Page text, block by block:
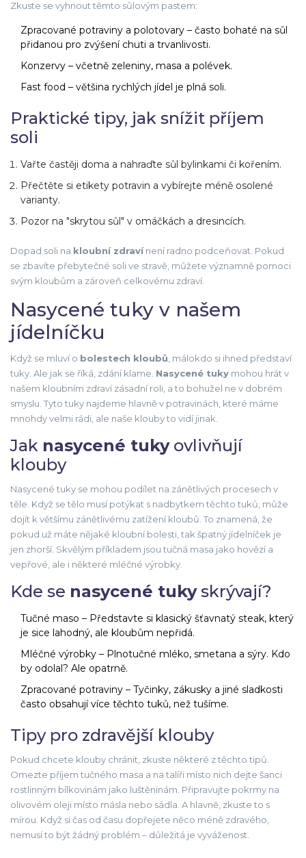
Zkuste se vyhnout těmto sůlovým pastem:
Zpracované potraviny a polotovary – často bohaté na sůl
přidanou pro zvýšení chuti a trvanlivosti.
Konzervy – včetně zeleniny, masa a polévek.
Fast food – většina rychlých jídel je plná soli.
Praktické tipy, jak snížit příjem
soli
Vařte častěji doma a nahraďte sůl bylinkami či kořením.
Přečtěte si etikety potravin a vybírejte méně osolené
varianty.
Pozor na "skrytou sůl" v omáčkách a dresincích.
Dopad soli na kloubní zdravínení radno podceňovat. Pokud
se zbavíte přebytečné soli ve stravě, můžete významně pomoci
svým kloubům a zároveň celkovému zdraví.
Nasycené tuky v našem
jídelníčku
Když se mluví o bolestech kloubů, málokdo si ihned představí
tuky. Ale jak se říká, zdání klame. Nasycené tuky mohou hrát v
našem kloubním zdraví zásadní roli, a to bohužel ne v dobrém
smyslu. Tyto tuky najdeme hlavně v potravinách, které máme
mnohdy velmi rádi, ale naše klouby to vidí jinak.
Jak nasycené tukyovlivňují
klouby
Nasycené tuky se mohou podílet na zánětlivých procesech v
těle. Když se tělo musí potýkat s nadbytkem těchto tuků, může
dojít k většímu zánětlivému zatížení kloubů. To znamená, že
pokud už máte nějaké kloubní bolesti, tak špatný jídelníček je
jen zhorší. Skvělým příkladem jsou tučná masa jako hovězí a
vepřové, ale i některé mléčné výrobky.
Kde se nasycené tukyskrývají?
Tučné maso – Představte si klasický šťavnatý steak, který
je sice lahodný, ale kloubům nepřidá.
Mléčné výrobky – Plnotučné mléko, smetana a sýry. Kdo
by odolal? Ale opatrně.
Zpracované potraviny – Tyčinky, zákusky a jiné sladkosti
často obsahují více těchto tuků, než tušíme.
Tipy pro zdravější klouby
Pokud chcete klouby chránit, zkuste některé z těchto tipů.
Omezte příjem tučného masa a na talíři místo nich dejte šanci
rostlinným bílkovinám jako luštěninám. Připravujte pokrmy na
olivovém oleji místo másla nebo sádla. A hlavně, zkuste to s
mírou. Když si čas od času dopřejete něco méně zdravého,
nemusí to být žádný problém – důležitá je vyváženost.